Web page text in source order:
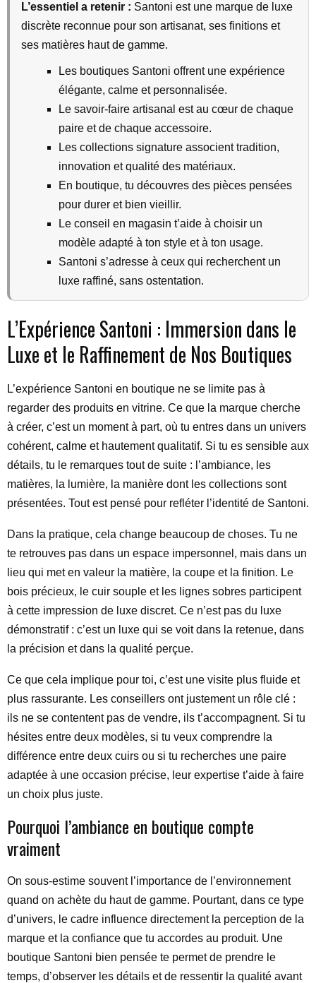
L’essentiel a retenir : Santoni est une marque de luxe
discrète reconnue pour son artisanat, ses finitions et
ses matières haut de gamme.
Les boutiques Santoni offrent une expérience
élégante, calme et personnalisée.
Le savoir-faire artisanal est au cœur de chaque
paire et de chaque accessoire.
Les collections signature associent tradition,
innovation et qualité des matériaux.
En boutique, tu découvres des pièces pensées
pour durer et bien vieillir.
Le conseil en magasin t’aide à choisir un
modèle adapté à ton style et à ton usage.
Santoni s’adresse à ceux qui recherchent un
luxe raffiné, sans ostentation.
L’Expérience Santoni : Immersion dans le
Luxe et le Raffinement de Nos Boutiques
L’expérience Santoni en boutique ne se limite pas à
regarder des produits en vitrine. Ce que la marque cherche
à créer, c’est un moment à part, où tu entres dans un univers
cohérent, calme et hautement qualitatif. Si tu es sensible aux
détails, tu le remarques tout de suite : l’ambiance, les
matières, la lumière, la manière dont les collections sont
présentées. Tout est pensé pour refléter l’identité de Santoni.
Dans la pratique, cela change beaucoup de choses. Tu ne
te retrouves pas dans un espace impersonnel, mais dans un
lieu qui met en valeur la matière, la coupe et la finition. Le
bois précieux, le cuir souple et les lignes sobres participent
à cette impression de luxe discret. Ce n’est pas du luxe
démonstratif : c’est un luxe qui se voit dans la retenue, dans
la précision et dans la qualité perçue.
Ce que cela implique pour toi, c’est une visite plus fluide et
plus rassurante. Les conseillers ont justement un rôle clé :
ils ne se contentent pas de vendre, ils t’accompagnent. Si tu
hésites entre deux modèles, si tu veux comprendre la
différence entre deux cuirs ou si tu recherches une paire
adaptée à une occasion précise, leur expertise t’aide à faire
un choix plus juste.
Pourquoi l’ambiance en boutique compte
vraiment
On sous-estime souvent l’importance de l’environnement
quand on achète du haut de gamme. Pourtant, dans ce type
d’univers, le cadre influence directement la perception de la
marque et la confiance que tu accordes au produit. Une
boutique Santoni bien pensée te permet de prendre le
temps, d’observer les détails et de ressentir la qualité avant